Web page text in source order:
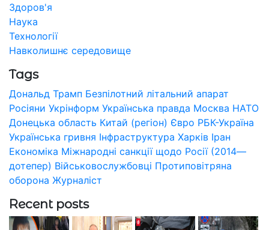
Здоров'я
Наука
Технології
Навколишнє середовище
Tags
Дональд Трамп Безпілотний літальний апарат
Росіяни Укрінформ Українська правда Москва НАТО
Донецька область Китай (регіон) Євро РБК-Україна
Українська гривня Інфраструктура Харків Іран
Економіка Міжнародні санкції щодо Росії (2014—
дотепер) Військовослужбовці Протиповітряна
оборона Журналіст
Recent posts